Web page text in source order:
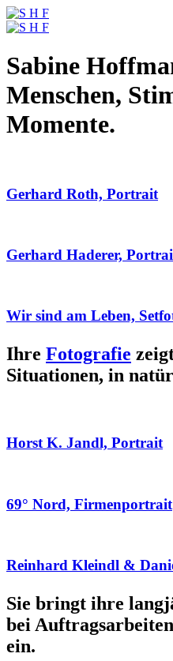
Sabine
Menschen,
Momente.
Gerhard Roth, Portrait
Gerhard Haderer,
Wir sind am Leben,
Ihre Fotografie
Situationen, in
Horst K. Jandl, Portrait
69° Nord, Firmenportrait
Reinhard Kleindl &
Sie bringt ihre
bei
ein.